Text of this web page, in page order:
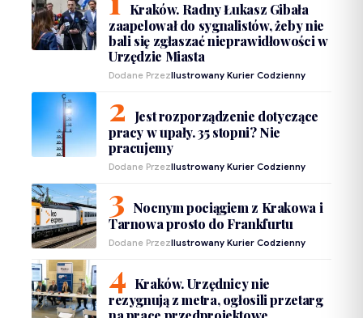
Kraków. Radny Łukasz Gibała
zaapelował do sygnalistów, żeby nie
bali się zgłaszać nieprawidłowości w
Urzędzie Miasta
Dodane PrzezIlustrowany Kurier Codzienny
Jest rozporządzenie dotyczące
pracy w upały. 35 stopni? Nie
pracujemy
Dodane PrzezIlustrowany Kurier Codzienny
Nocnym pociągiem z Krakowa i
Tarnowa prosto do Frankfurtu
Dodane PrzezIlustrowany Kurier Codzienny
Kraków. Urzędnicy nie
rezygnują z metra, ogłosili przetarg